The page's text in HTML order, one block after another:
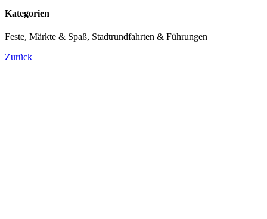
Kategorien
Feste, Märkte & Spaß, Stadtrundfahrten & Führungen
Zurück